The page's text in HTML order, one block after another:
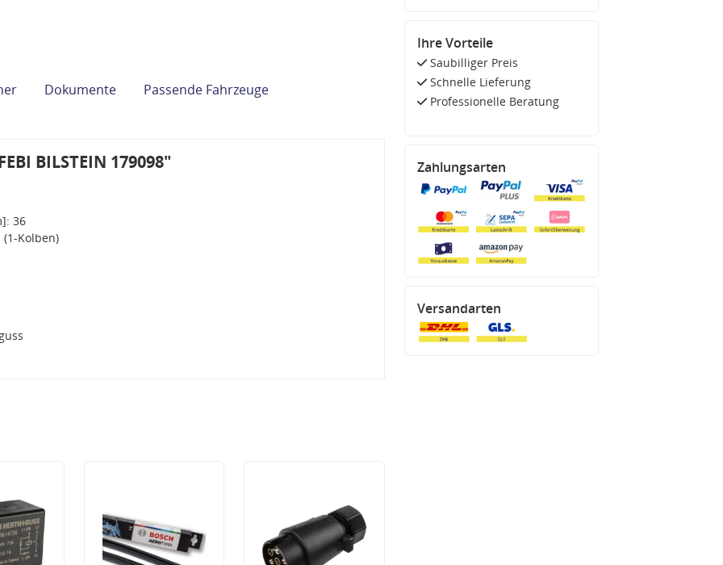
Dokumente Passende Fahrzeuge
BILSTEIN 179098"
36
Kolben)
Ihre Vorteile
Saubilliger Preis
Schnelle Lieferung
Professionelle Beratung
Zahlungsarten
Versandarten